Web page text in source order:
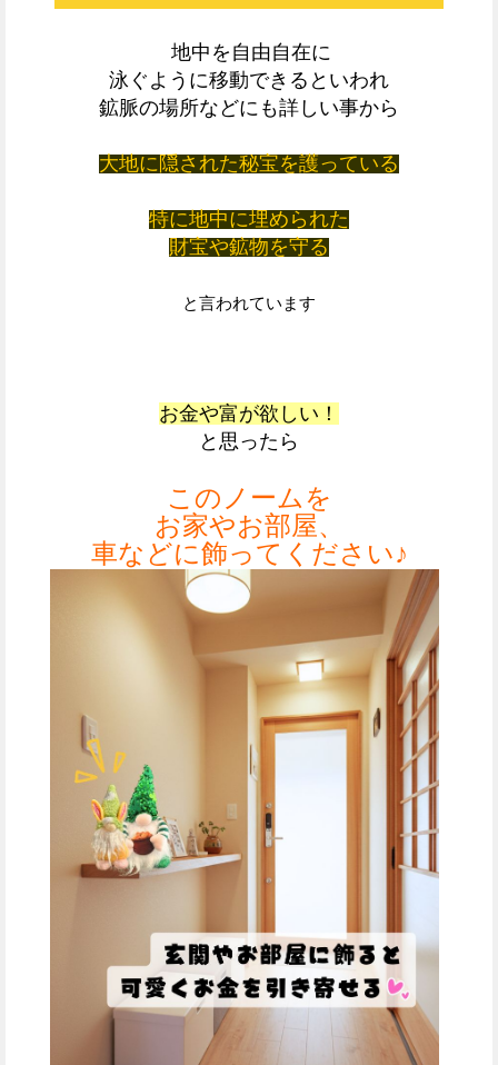
地中を自由自在に
泳ぐように移動できるといわれ
鉱脈の場所などにも詳しい事から
大地に隠された秘宝を護っている
特に地中に埋められた
財宝や鉱物を守る
と言われています
お金や富が欲しい！
と思ったら
このノームを
お家やお部屋、
車などに飾ってください♪